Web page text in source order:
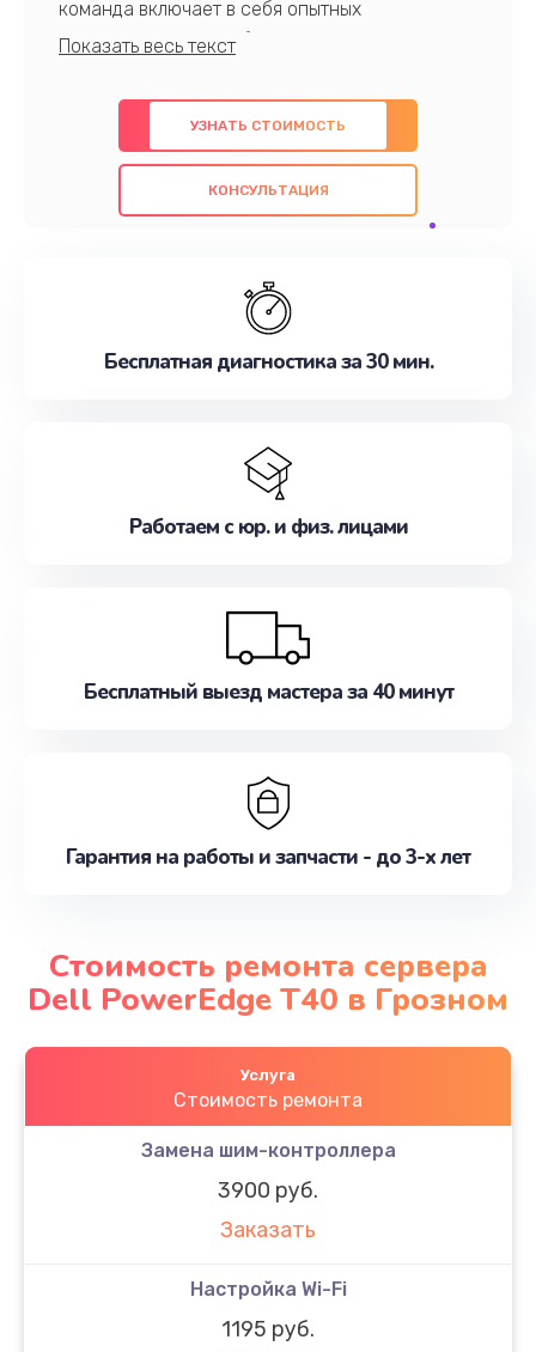
команда включает в себя опытных
профессионалов с обширными знаниями и
предлагаем быстрый и качественный ремонт с
использованием оригинальных компонентов, а
также гарантируем качество всех
проведенных работ. Наша цель - предоставить
наилучшим образом. Не медлите записаться на
УЗНАТЬ СТОИМОСТЬ
КОНСУЛЬТАЦИЯ
Бесплатная диагностика за 30 мин.
Работаем с юр. и физ. лицами
Бесплатный выезд мастера за 40 минут
Гарантия на работы и запчасти - до 3-х лет
Стоимость ремонта сервера
Dell PowerEdge T40 в Грозном
Услуга
Стоимость ремонта
Замена шим-контроллера
3900 руб.
Заказать
Настройка Wi-Fi
1195 руб.